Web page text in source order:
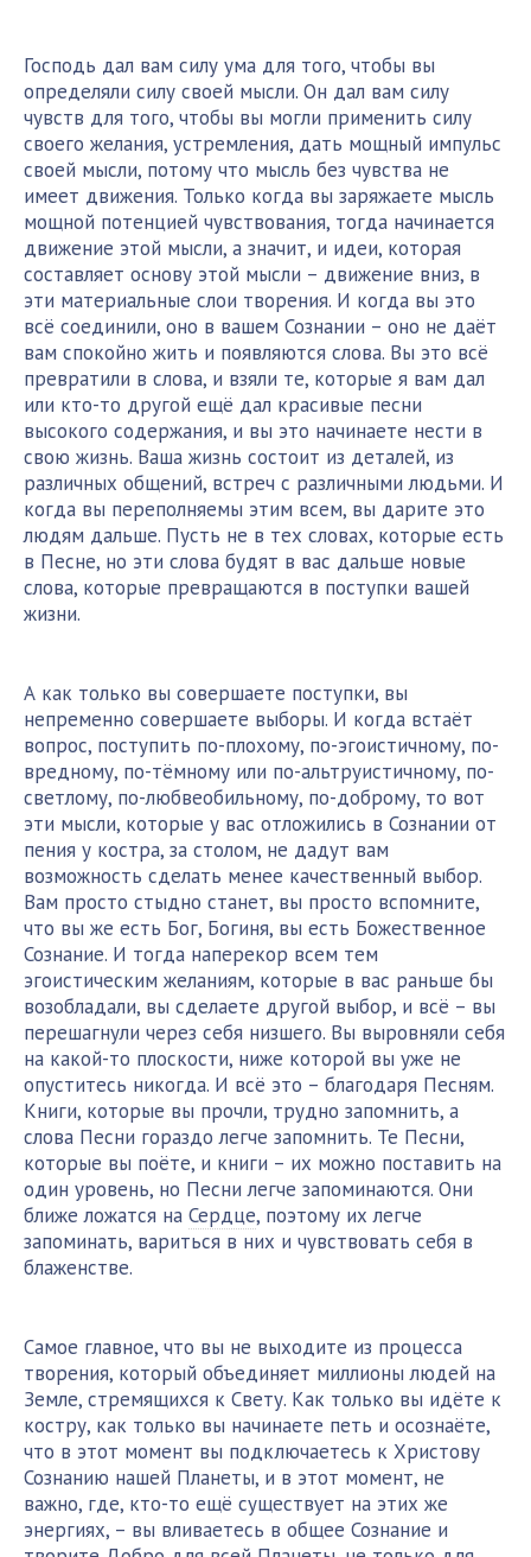
Господь дал вам силу ума для того, чтобы вы
определяли силу своей мысли. Он дал вам силу
чувств для того, чтобы вы могли применить силу
своего желания, устремления, дать мощный импульс
своей мысли, потому что мысль без чувства не
имеет движения. Только когда вы заряжаете мысль
мощной потенцией чувствования, тогда начинается
движение этой мысли, а значит, и идеи, которая
составляет основу этой мысли – движение вниз, в
эти материальные слои творения. И когда вы это
всё соединили, оно в вашем Сознании – оно не даёт
вам спокойно жить и появляются слова. Вы это всё
превратили в слова, и взяли те, которые я вам дал
или кто-то другой ещё дал красивые песни
высокого содержания, и вы это начинаете нести в
свою жизнь. Ваша жизнь состоит из деталей, из
различных общений, встреч с различными людьми. И
когда вы переполняемы этим всем, вы дарите это
людям дальше. Пусть не в тех словах, которые есть
в Песне, но эти слова будят в вас дальше новые
слова, которые превращаются в поступки вашей
жизни.
А как только вы совершаете поступки, вы
непременно совершаете выборы. И когда встаёт
вопрос, поступить по-плохому, по-эгоистичному, по-
вредному, по-тёмному или по-альтруистичному, по-
светлому, по-любвеобильному, по-доброму, то вот
эти мысли, которые у вас отложились в Сознании от
пения у костра, за столом, не дадут вам
возможность сделать менее качественный выбор.
Вам просто стыдно станет, вы просто вспомните,
что вы же есть Бог, Богиня, вы есть Божественное
Сознание. И тогда наперекор всем тем
эгоистическим желаниям, которые в вас раньше бы
возобладали, вы сделаете другой выбор, и всё – вы
перешагнули через себя низшего. Вы выровняли себя
на какой-то плоскости, ниже которой вы уже не
опуститесь никогда. И всё это – благодаря Песням.
Книги, которые вы прочли, трудно запомнить, а
слова Песни гораздо легче запомнить. Те Песни,
которые вы поёте, и книги – их можно поставить на
один уровень, но Песни легче запоминаются. Они
ближе ложатся на Сердце, поэтому их легче
запоминать, вариться в них и чувствовать себя в
блаженстве.
Самое главное, что вы не выходите из процесса
творения, который объединяет миллионы людей на
Земле, стремящихся к Свету. Как только вы идёте к
костру, как только вы начинаете петь и осознаёте,
что в этот момент вы подключаетесь к Христову
Сознанию нашей Планеты, и в этот момент, не
важно, где, кто-то ещё существует на этих же
энергиях, – вы вливаетесь в общее Сознание и